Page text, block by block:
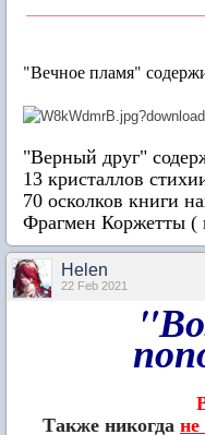
"Вечное пламя"
"Верный друг"
13 кристаллов
70 осколков книги
Фрагмен Коржетты (
Нelen
22 Feb 2021
Также никогда не